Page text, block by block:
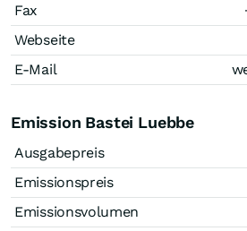
Fax
Webseite
E-Mail
Emission Bastei Luebbe
Ausgabepreis
Emissionspreis
Emissionsvolumen